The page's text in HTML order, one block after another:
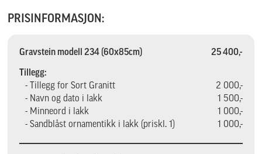
PRISINFORMASJON:
Gravstein modell 234 (60x85cm) 25 400,-
Tillegg:
- Tillegg for Sort Granitt
2 000,-
- Navn og dato i lakk
1 500,-
- Minneord i lakk
1 000,-
- Sandblåst ornamentikk i lakk (priskl. 1)
1 000,-